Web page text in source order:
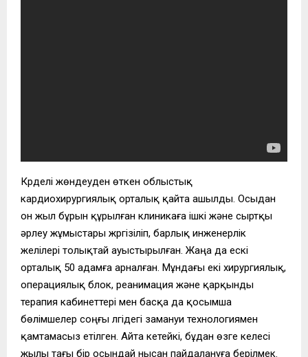
Күрделі жөндеуден өткен облыстық
кардиохирургиялық орталық қайта ашылды. Осыдан
он жыл бұрын құрылған клиникаға ішкі және сыртқы
әрлеу жұмыстары жүргізіліп, барлық инженерлік
желілері толықтай ауыстырылған. Жаңа да ескі
орталық 50 адамға арналған. Мұндағы екі хирургиялық,
операциялық блок, реанимация және қарқынды
терапия кабинеттері мен басқа да қосымша
бөлімшелер соңғы үлгідегі замануи технологиямен
қамтамасыз етілген. Айта кетейкі, бұдан өзге келесі
жылы тағы бір осындай нысан пайдалануға берілмек.